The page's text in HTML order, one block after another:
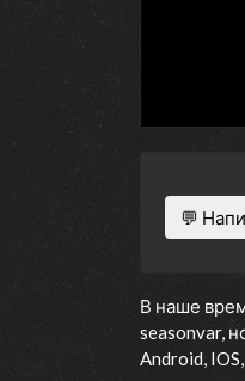
💬
В наше
seasonvar,
Android,